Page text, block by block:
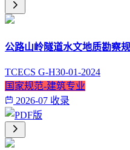
公路山岭隧道水文地质勘察
TCECS G-H30-01-2024
国家规范-建筑专业
2026-07 收录